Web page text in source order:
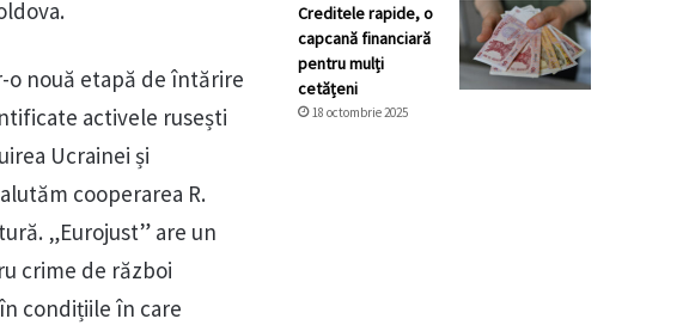
o nouă etapă de întărire
activele rusești
Ucrainei și
cooperarea R.
„Eurojust” are un
crime de război
condițiile în care
Creditele rapide, o
capcană financiară
pentru mulți
cetățeni
18 octombrie 2025